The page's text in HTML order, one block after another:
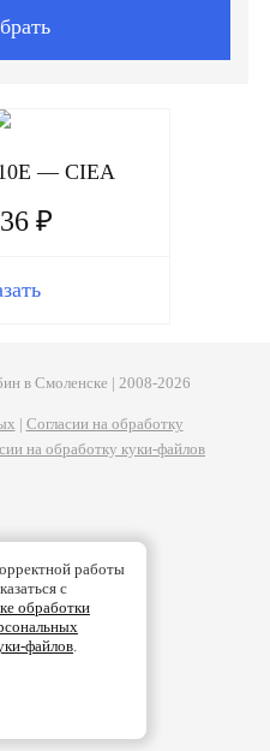
— CIEA
₽
в Смоленске | 2008-2026
| Согласии на обработку
на обработку куки-файлов
работы
с
обработки
файлов.